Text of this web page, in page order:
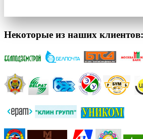
Некоторые из наших клиентов: